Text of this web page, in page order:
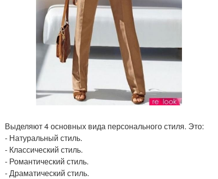
Выделяют 4 основных вида персонального стиля. Это:
- Натуральный стиль.
- Классический стиль.
- Романтический стиль.
- Драматический стиль.